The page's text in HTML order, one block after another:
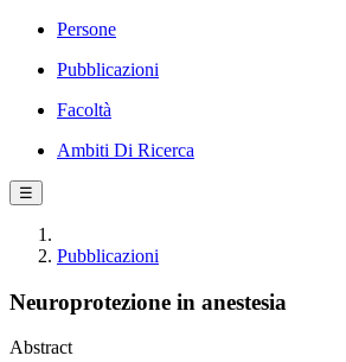
Persone
Pubblicazioni
Facoltà
Ambiti Di Ricerca
☰
Pubblicazioni
Neuroprotezione in anestesia
Abstract